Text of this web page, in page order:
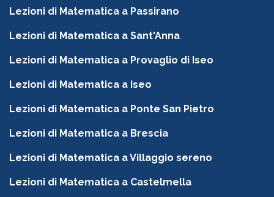
Lezioni di Matematica a Passirano
Lezioni di Matematica a Sant'Anna
Lezioni di Matematica a Provaglio di Iseo
Lezioni di Matematica a Iseo
Lezioni di Matematica a Ponte San Pietro
Lezioni di Matematica a Brescia
Lezioni di Matematica a Villaggio sereno
Lezioni di Matematica a Castelmella